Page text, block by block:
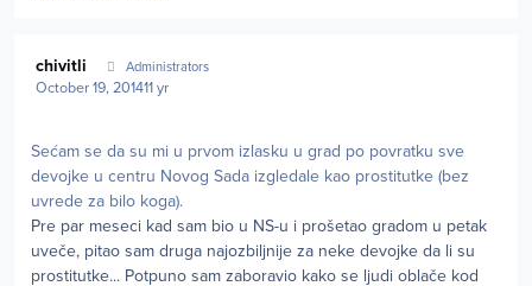
chivitli Administrators
October 19, 201411 yr
Sećam se da su mi u prvom izlasku u grad po povratku sve
devojke u centru Novog Sada izgledale kao prostitutke (bez
uvrede za bilo koga).
Pre par meseci kad sam bio u NS-u i prošetao gradom u petak
uveče, pitao sam druga najozbiljnije za neke devojke da li su
prostitutke... Potpuno sam zaboravio kako se ljudi oblače kod